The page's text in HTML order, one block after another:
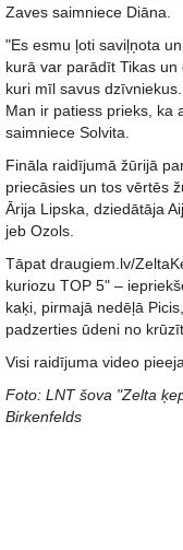
Zaves saimniece Diāna.
"Es esmu ļoti saviļņota
kurā var parādīt Tikas un
kuri mīl savus
Man ir patiess prieks, ka
saimniece Solvita.
Fināla raidījumā žūrijā
priecāsies un tos vērtēs
Ārija Lipska, dziedātāja
jeb Ozols.
Tāpat draugiem.lv/
kuriozu TOP 5" –
kaķi, pirmajā nedēļā
padzerties ūdeni no
Visi raidījuma video
Foto: LNT šova "Zelta
Birkenfelds